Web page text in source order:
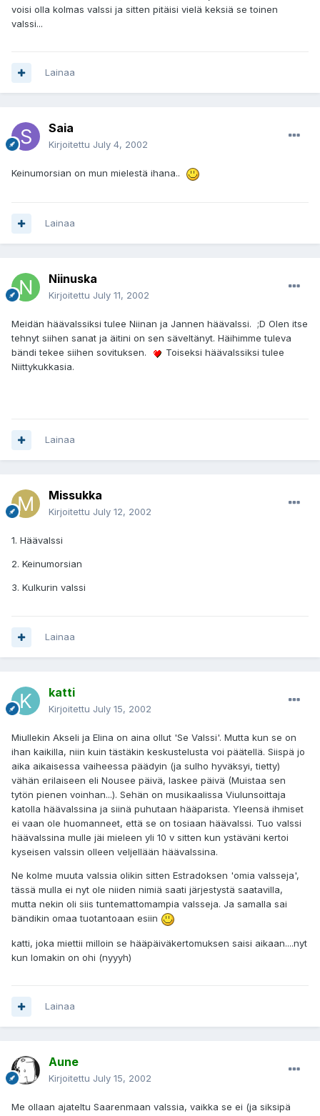
voisi olla kolmas valssi ja sitten pitäisi vielä keksiä se toinen
valssi...
Lainaa
Saia
Kirjoitettu July 4, 2002
Keinumorsian on mun mielestä ihana..
Lainaa
Niinuska
Kirjoitettu July 11, 2002
Meidän häävalssiksi tulee Niinan ja Jannen häävalssi. ;D Olen itse
tehnyt siihen sanat ja äitini on sen säveltänyt. Häihimme tuleva
bändi tekee siihen sovituksen.
Toiseksi häävalssiksi tulee
Niittykukkasia.
Lainaa
Missukka
Kirjoitettu July 12, 2002
1. Häävalssi
2. Keinumorsian
3. Kulkurin valssi
Lainaa
katti
Kirjoitettu July 15, 2002
Miullekin Akseli ja Elina on aina ollut 'Se Valssi'. Mutta kun se on
ihan kaikilla, niin kuin tästäkin keskustelusta voi päätellä. Siispä jo
aika aikaisessa vaiheessa päädyin (ja sulho hyväksyi, tietty)
vähän erilaiseen eli Nousee päivä, laskee päivä (Muistaa sen
tytön pienen voinhan...). Sehän on musikaalissa Viulunsoittaja
katolla häävalssina ja siinä puhutaan hääparista. Yleensä ihmiset
ei vaan ole huomanneet, että se on tosiaan häävalssi. Tuo valssi
häävalssina mulle jäi mieleen yli 10 v sitten kun ystäväni kertoi
kyseisen valssin olleen veljellään häävalssina.
Ne kolme muuta valssia olikin sitten Estradoksen 'omia valsseja',
tässä mulla ei nyt ole niiden nimiä saati järjestystä saatavilla,
mutta nekin oli siis tuntemattomampia valsseja. Ja samalla sai
bändikin omaa tuotantoaan esiin
katti, joka miettii milloin se hääpäiväkertomuksen saisi aikaan....nyt
kun lomakin on ohi (nyyyh)
Lainaa
Aune
Kirjoitettu July 15, 2002
Me ollaan ajateltu Saarenmaan valssia, vaikka se ei (ja siksipä